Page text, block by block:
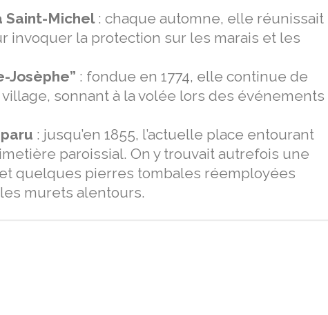
Saint-Michel: chaque automne, elle réunissait
invoquer la protection sur les marais et les
Josèphe” : fondue en 1774, elle continue de
sonnant à la volée lors des événements
: jusqu’en 1855, l’actuelle place entourant
paroissial. On y trouvait autrefois une
quelques pierres tombales réemployées
murets alentours.